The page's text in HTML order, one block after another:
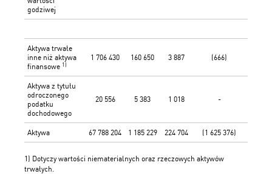
godziwej
Aktywa trwałe
inne niż aktywa
finansowe 1)
1 706 430 160 650 3 887 (666)
Aktywa z tytułu
odroczonego
podatku
dochodowego
20 556 5 383 1 018 -
Aktywa 67 788 204 1 185 229 224 704 (1 625 376)
1) Dotyczy wartości niematerialnych oraz rzeczowych aktywów
trwałych.